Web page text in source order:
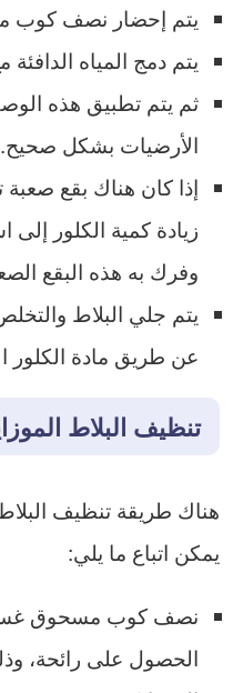
يتم إحضار نصف كوب
يتم دمج المياه
ثم يتم تطبيق هذه
الأرضيات بشكل صحيح.
إذا كان هناك بقع
زيادة كمية الكلور
وفرك به هذه البقع
يتم جلي البلاط
عن طريق مادة الكلور
تنظيف البلاط
هناك طريقة تنظيف
يمكن اتباع ما يلي:
نصف كوب مسحوق
الحصول على رائحة،